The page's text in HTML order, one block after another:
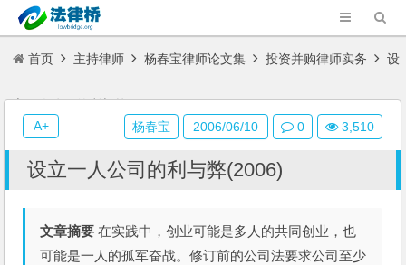
首页 主持律师 杨春宝律师论文集 投资并购律师实务 设
立一人公司的利与弊(2006)
设立一人公司的利与弊(2006)
文章摘要 在实践中，创业可能是多人的共同创业，也
可能是一人的孤军奋战。修订前的公司法要求公司至少
杨春宝 2006/06/10 0 3,510
A+